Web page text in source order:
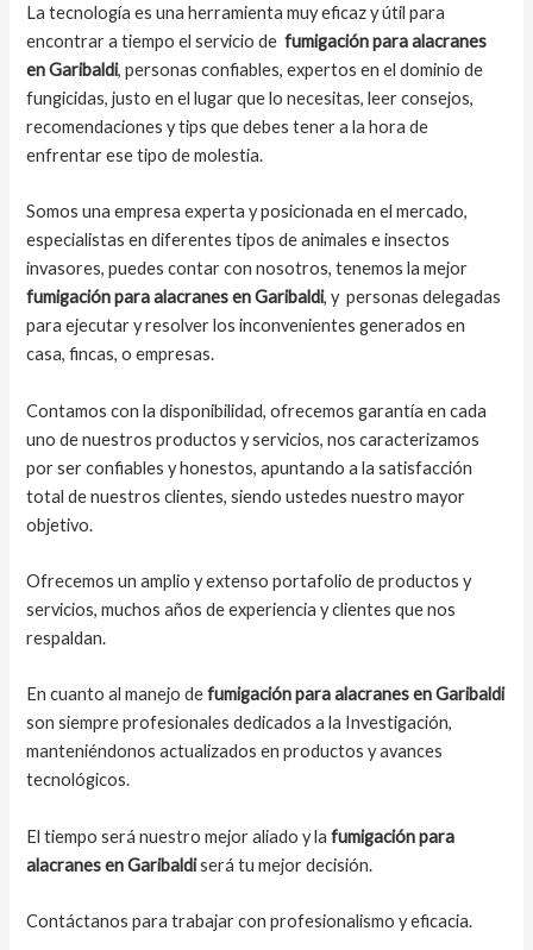
La tecnología es una herramienta muy eficaz y útil para
encontrar a tiempo el servicio defumigación para alacranes
en Garibaldi, personas confiables, expertos en el dominio de
fungicidas, justo en el lugar que lo necesitas, leer consejos,
recomendaciones y tips que debes tener a la hora de
enfrentar ese tipo de molestia.
Somos una empresa experta y posicionada en el mercado,
especialistas en diferentes tipos de animales e insectos
invasores, puedes contar con nosotros, tenemos la mejor
fumigación para alacranes en Garibaldi, y personas delegadas
para ejecutar y resolver los inconvenientes generados en
casa, fincas, o empresas.
Contamos con la disponibilidad, ofrecemos garantía en cada
uno de nuestros productos y servicios, nos caracterizamos
por ser confiables y honestos, apuntando a la satisfacción
total de nuestros clientes, siendo ustedes nuestro mayor
objetivo.
Ofrecemos un amplio y extenso portafolio de productos y
servicios, muchos años de experiencia y clientes que nos
respaldan.
En cuanto al manejo defumigación para alacranes en Garibaldi
son siempre profesionales dedicados a la Investigación,
manteniéndonos actualizados en productos y avances
tecnológicos.
El tiempo será nuestro mejor aliado y la fumigación para
alacranes en Garibaldiserá tu mejor decisión.
Contáctanos para trabajar con profesionalismo y eficacia.